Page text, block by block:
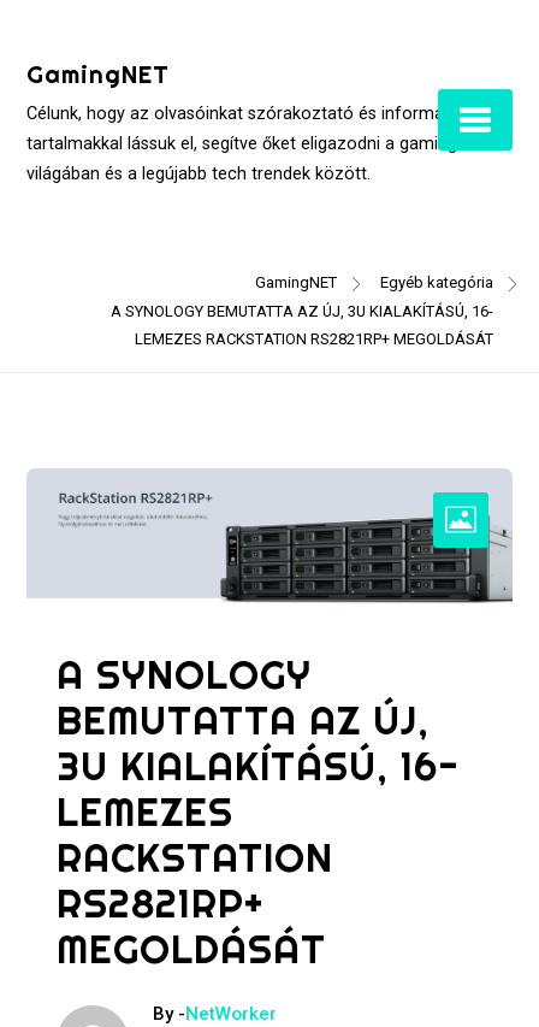
contentGamingNET
Célunk, hogy az olvasóinkat szórakoztató és informatív
tartalmakkal lássuk el, segítve őket eligazodni a gaming
világában és a legújabb tech trendek között.
GamingNET
Egyéb kategória
A SYNOLOGY BEMUTATTA AZ ÚJ, 3U KIALAKÍTÁSÚ, 16-
LEMEZES RACKSTATION RS2821RP+ MEGOLDÁSÁT
A SYNOLOGY
BEMUTATTA AZ ÚJ,
3U KIALAKÍTÁSÚ, 16-
LEMEZES
RACKSTATION
RS2821RP+
MEGOLDÁSÁT
By -NetWorker